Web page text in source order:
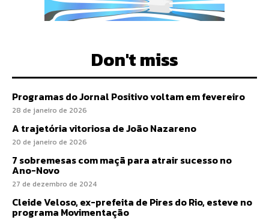
Don't miss
Programas do Jornal Positivo voltam em fevereiro
28 de janeiro de 2026
A trajetória vitoriosa de João Nazareno
20 de janeiro de 2026
7 sobremesas com maçã para atrair sucesso no
Ano-Novo
27 de dezembro de 2024
Cleide Veloso, ex-prefeita de Pires do Rio, esteve no
programa Movimentação